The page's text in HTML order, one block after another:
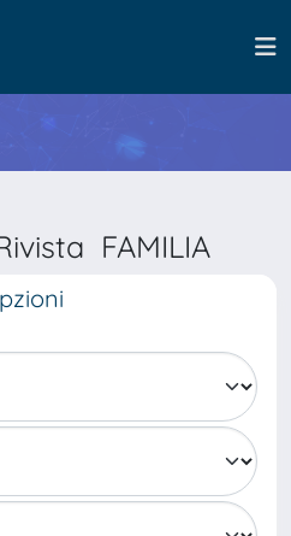
FAMILIA